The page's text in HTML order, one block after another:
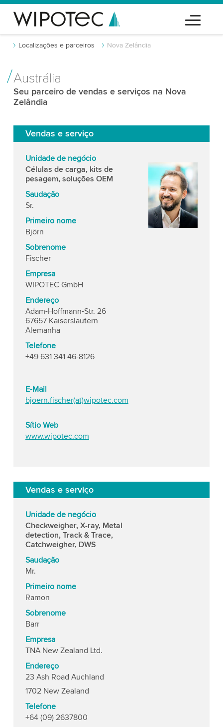
Localizações e parceiros Nova Zelândia
Austrália
Seu parceiro de vendas e serviços na Nova
Zelândia
Vendas e serviço
Unidade de negócio
Células de carga, kits de
pesagem, soluções OEM
Saudação
Sr.
Primeiro nome
Björn
Sobrenome
Fischer
Empresa
WIPOTEC GmbH
Endereço
Adam-Hoffmann-Str. 26
67657 Kaiserslautern
Alemanha
Telefone
+49 631 341 46-8126
E-Mail
bjoern.fischer(at)wipotec.com
Sítio Web
www.wipotec.com
Vendas e serviço
Unidade de negócio
Checkweigher, X-ray, Metal
detection, Track & Trace,
Catchweigher, DWS
Saudação
Mr.
Primeiro nome
Ramon
Sobrenome
Barr
Empresa
TNA New Zealand Ltd.
Endereço
23 Ash Road Auchland
1702 New Zealand
Telefone
+64 (09) 2637800